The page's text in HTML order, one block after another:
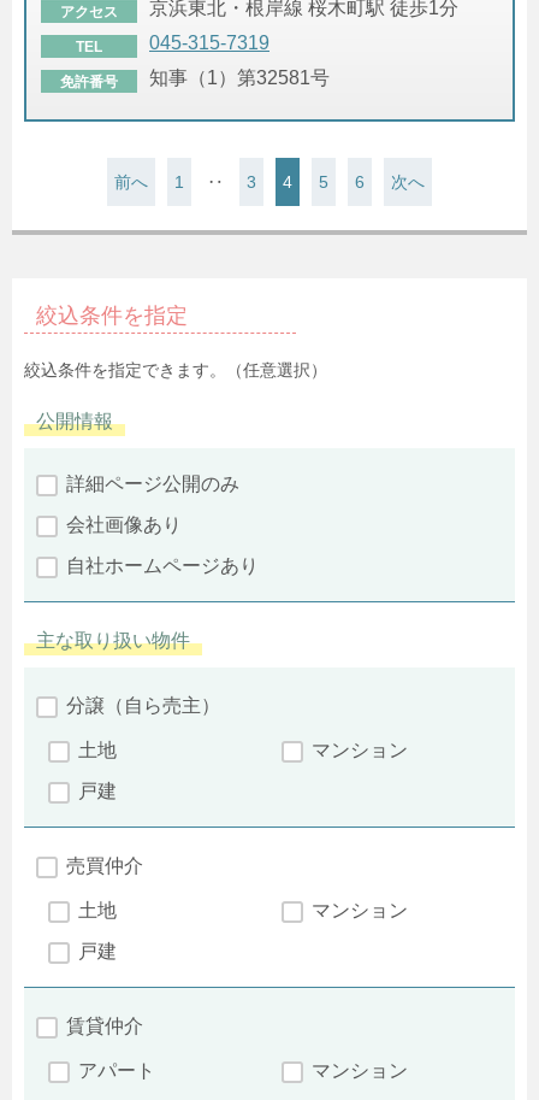
アクセス 京浜東北・根岸線 桜木町駅 徒歩1分
TEL 045-315-7319
免許番号 知事（1）第32581号
前へ 1 ‥ 3 4 5 6 次へ
絞込条件を指定
絞込条件を指定できます。（任意選択）
公開情報
詳細ページ公開のみ
会社画像あり
自社ホームページあり
主な取り扱い物件
分譲（自ら売主）
土地
マンション
戸建
売買仲介
土地
マンション
戸建
賃貸仲介
アパート
マンション